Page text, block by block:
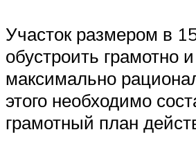
Участок размером в
обустроить грамотно и
максимально
этого необходимо
грамотный план